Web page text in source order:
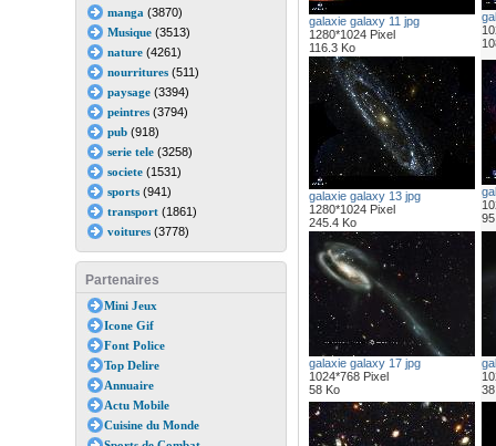
manga (3870)
Musique(3513)
nature(4261)
nourritures(511)
paysage(3394)
peintres(3794)
pub(918)
serie tele(3258)
societe(1531)
sports(941)
transport(1861)
voitures(3778)
Partenaires
Mini Jeux
Icone Gif
Font Police
Top Delire
Annuaire
Actu Mobile
Cuisine du Monde
galaxie galaxy 11 jpg
1280*1024 Pixel
116.3 Ko
galaxie galaxy 13 jpg
1280*1024 Pixel
245.4 Ko
galaxie galaxy 17 jpg
1024*768 Pixel
58 Ko